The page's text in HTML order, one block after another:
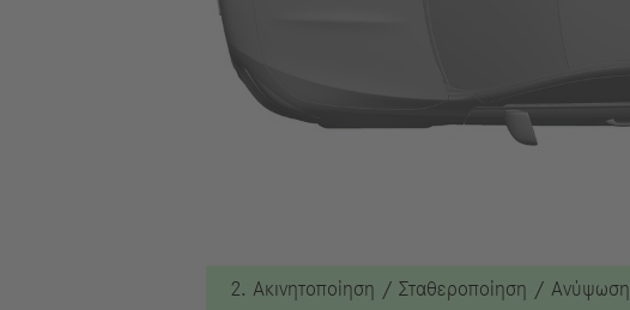
2. Ακινητοποίηση / Σταθεροποίηση / Ανύψωση